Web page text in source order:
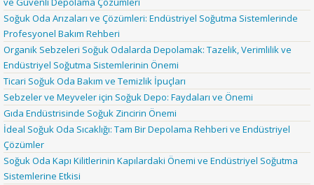
Soğuk Oda Arızaları ve Çözümleri: Endüstriyel Soğutma Sistemlerinde
Profesyonel Bakım Rehberi
Organik Sebzeleri Soğuk Odalarda Depolamak: Tazelik, Verimlilik ve
Endüstriyel Soğutma Sistemlerinin Önemi
Ticari Soğuk Oda Bakım ve Temizlik İpuçları
Sebzeler ve Meyveler için Soğuk Depo: Faydaları ve Önemi
Gıda Endüstrisinde Soğuk Zincirin Önemi
İdeal Soğuk Oda Sıcaklığı: Tam Bir Depolama Rehberi ve Endüstriyel
Çözümler
Soğuk Oda Kapı Kilitlerinin Kapılardaki Önemi ve Endüstriyel Soğutma
Sistemlerine Etkisi